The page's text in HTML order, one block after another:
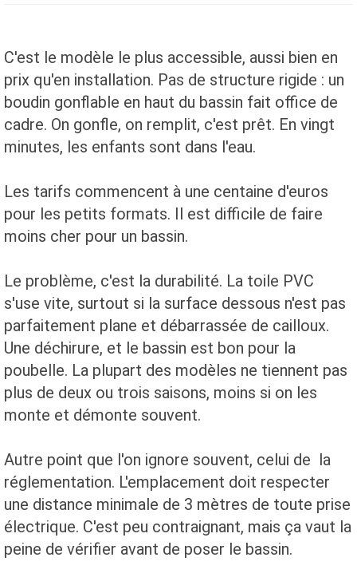
C'est le modèle le plus accessible, aussi bien en
prix qu'en installation. Pas de structure rigide : un
boudin gonflable en haut du bassin fait office de
cadre. On gonfle, on remplit, c'est prêt. En vingt
minutes, les enfants sont dans l'eau.
Les tarifs commencent à une centaine d'euros
pour les petits formats. Il est difficile de faire
moins cher pour un bassin.
Le problème, c'est la durabilité. La toile PVC
s'use vite, surtout si la surface dessous n'est pas
parfaitement plane et débarrassée de cailloux.
Une déchirure, et le bassin est bon pour la
poubelle. La plupart des modèles ne tiennent pas
plus de deux ou trois saisons, moins si on les
monte et démonte souvent.
Autre point que l'on ignore souvent, celui de la
réglementation. L'emplacement doit respecter
une distance minimale de 3 mètres de toute prise
électrique. C'est peu contraignant, mais ça vaut la
peine de vérifier avant de poser le bassin.